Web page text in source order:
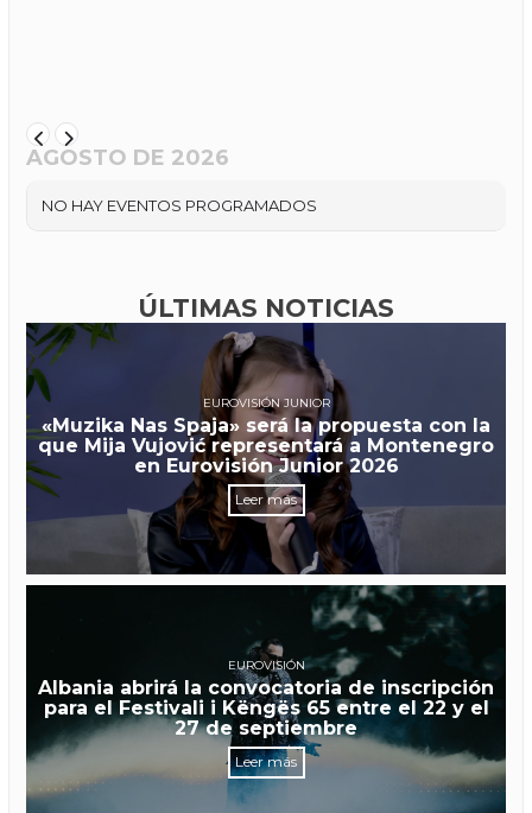
AGOSTO DE 2026
NO HAY EVENTOS PROGRAMADOS
ÚLTIMAS NOTICIAS
EUROVISIÓN JUNIOR
«Muzika Nas Spaja» será la propuesta con la
que Mija Vujović representará a Montenegro
en Eurovisión Junior 2026
Leer más
EUROVISIÓN
Albania abrirá la convocatoria de inscripción
para el Festivali i Këngës 65 entre el 22 y el
27 de septiembre
Leer más